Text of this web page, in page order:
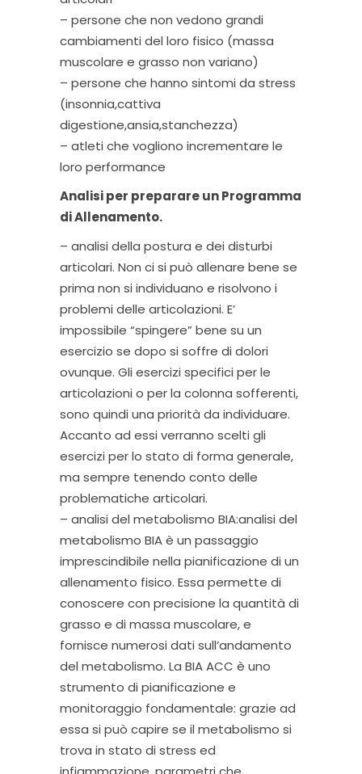
– persone che non vedono grandi
cambiamenti del loro fisico (massa
muscolare e grasso non variano)
– persone che hanno sintomi da stress
(insonnia,cattiva
digestione,ansia,stanchezza)
– atleti che vogliono incrementare le
loro performance
Analisi per preparare un Programma
di Allenamento.
– analisi della postura e dei disturbi
articolari. Non ci si può allenare bene se
prima non si individuano e risolvono i
problemi delle articolazioni. E’
impossibile “spingere” bene su un
esercizio se dopo si soffre di dolori
ovunque. Gli esercizi specifici per le
articolazioni o per la colonna sofferenti,
sono quindi una priorità da individuare.
Accanto ad essi verranno scelti gli
esercizi per lo stato di forma generale,
ma sempre tenendo conto delle
problematiche articolari.
– analisi del metabolismo BIA:analisi del
metabolismo BIA è un passaggio
imprescindibile nella pianificazione di un
allenamento fisico. Essa permette di
conoscere con precisione la quantità di
grasso e di massa muscolare, e
fornisce numerosi dati sull’andamento
del metabolismo. La BIA ACC è uno
strumento di pianificazione e
monitoraggio fondamentale: grazie ad
essa si può capire se il metabolismo si
trova in stato di stress ed